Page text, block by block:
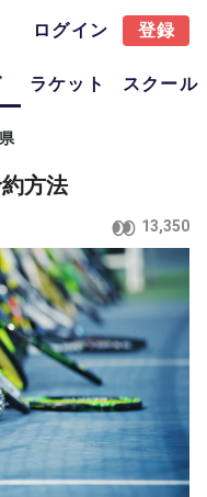
ログイン 登録
ラケット スクール
方法
13,350